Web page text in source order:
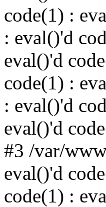
code(1) :
: eval()'d
eval()'d
code(1) :
: eval()'d
eval()'d
#3 /var/
eval()'d
code(1) :